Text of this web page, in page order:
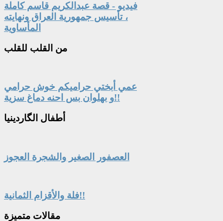
فيديو - قصة عبدالكريم قاسم كاملة
، تأسيس جمهورية العراق ونهايته
المأساوية
من القلب للقلب
عمي أبختي حراميكم خوش حرامي
و بهلوان بس احنه دماغ سزية!!
أطفال الگاردينيا
العصفور الصغير والشجرة العجوز
فلة والأقزام الثمانية!!
مقالات متميزة